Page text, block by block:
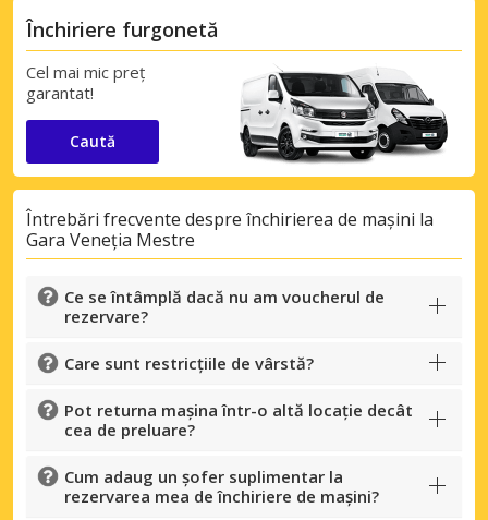
Închiriere furgonetă
Cel mai mic preț
garantat!
Caută
Întrebări frecvente despre închirierea de mașini la
Gara Veneția Mestre
Ce se întâmplă dacă nu am voucherul de
rezervare?
Care sunt restricțiile de vârstă?
Pot returna mașina într-o altă locație decât
cea de preluare?
Cum adaug un șofer suplimentar la
rezervarea mea de închiriere de mașini?